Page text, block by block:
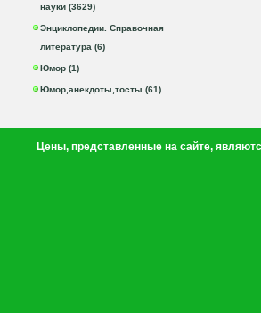
науки (3629)
Энциклопедии. Справочная
литература (6)
Юмор (1)
Юмор,анекдоты,тосты (61)
Цены, представленные на сайте,